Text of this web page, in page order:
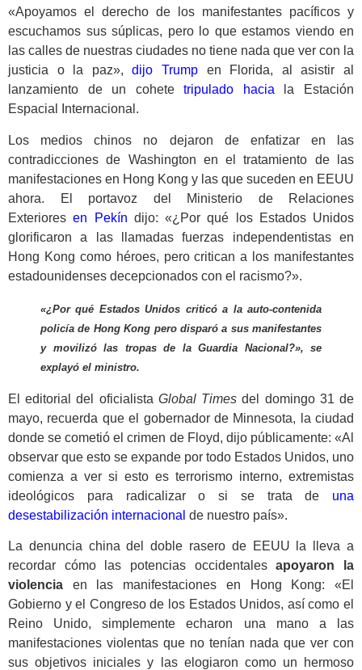
«Apoyamos el derecho de los manifestantes pacíficos y
escuchamos sus súplicas, pero lo que estamos viendo en
las calles de nuestras ciudades no tiene nada que ver con la
justicia o la paz»,dijo Trump en Florida, al asistir al
lanzamiento de un cohetetripulado hacia la Estación
Espacial Internacional.
Los medios chinos no dejaron de enfatizar en las
contradicciones de Washington en el tratamiento de las
manifestaciones en Hong Kong y las que suceden en EEUU
ahora. El portavoz del Ministerio de Relaciones
Exterioresen Pekín dijo: «¿Por qué los Estados Unidos
glorificaron a las llamadas fuerzas independentistas en
Hong Kong como héroes, pero critican a los manifestantes
estadounidenses decepcionados con el racismo?».
«¿Por qué Estados Unidos criticó a la auto-contenida
policía de Hong Kong pero disparó a sus manifestantes
y movilizó las tropas de la Guardia Nacional?», se
explayó el ministro.
El editorial del oficialista Global Times del domingo 31 de
mayo, recuerda que el gobernador de Minnesota, la ciudad
donde se cometió el crimen de Floyd, dijo públicamente: «Al
observar que esto se expande por todo Estados Unidos, uno
comienza a ver si esto es terrorismo interno, extremistas
ideológicos para radicalizar o si se trata de una
desestabilización internacional de nuestro país».
La denuncia china del doble rasero de EEUU la lleva a
recordar cómo las potencias occidentalesapoyaron la
violencia en las manifestaciones en Hong Kong: «El
Gobierno y el Congreso de los Estados Unidos, así como el
Reino Unido, simplemente echaron una mano a las
manifestaciones violentas que no tenían nada que ver con
sus objetivos iniciales y las elogiaron como un hermoso